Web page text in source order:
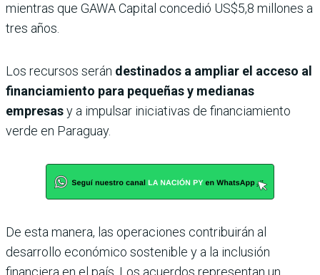
mientras que GAWA Capital concedió US$5,8 millones a
tres años.
Los recursos serán destinados a ampliar el acceso al
financiamiento para pequeñas y medianas
empresasy a impulsar iniciativas de financiamiento
verde en Paraguay.
De esta manera, las operaciones contribuirán al
desarrollo económico sostenible y a la inclusión